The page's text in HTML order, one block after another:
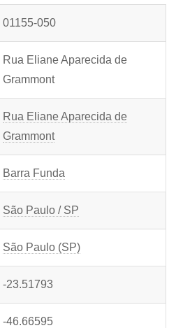
01155-050
Rua Eliane Aparecida de
Grammont
Rua Eliane Aparecida de
Grammont
Barra Funda
São Paulo / SP
São Paulo (SP)
-23.51793
-46.66595